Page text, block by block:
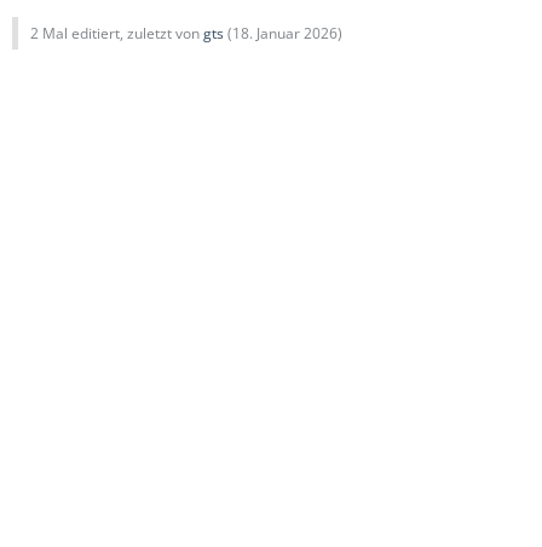
2 Mal editiert, zuletzt vongts(18. Januar 2026)